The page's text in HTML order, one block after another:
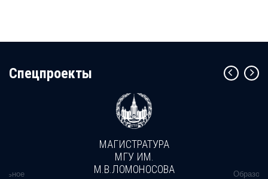
Cпецпроекты
МАГИСТРАТУРА
МГУ ИМ.
М.В.ЛОМОНОСОВА